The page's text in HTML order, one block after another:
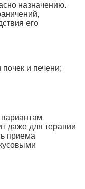
назначению.
его
и печени;
даже для терапии
приема